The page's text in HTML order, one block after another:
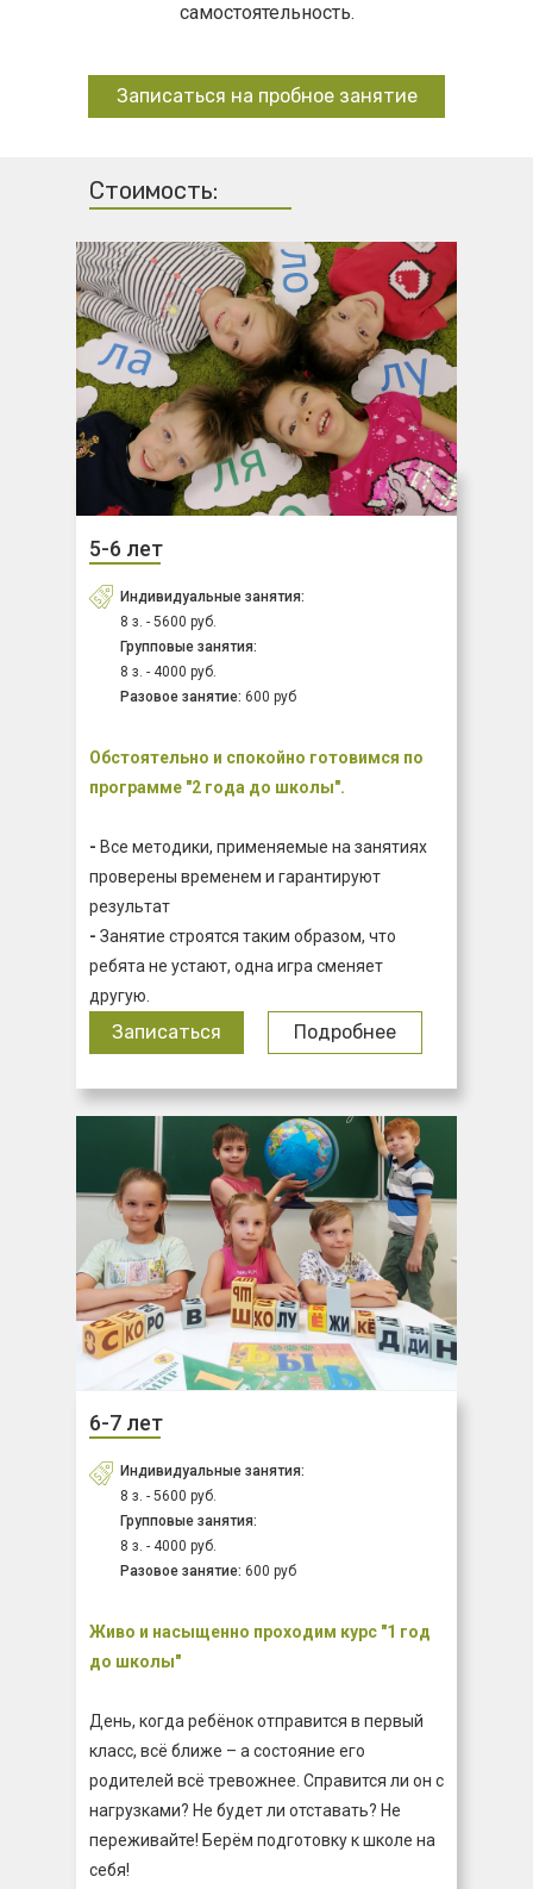
самостоятельность.
Записаться на пробное занятие
Стоимость:
6-7 лет
Живо и насыщенно проходим курс "1 год
до школы"
День, когда ребёнок отправится в первый
класс, всё ближе – а состояние его
родителей всё тревожнее. Справится ли он с
нагрузками? Не будет ли отставать? Не
переживайте! Берём подготовку к школе на
себя!
5-6 лет
Обстоятельно и спокойно готовимся по
программе "2 года до школы".
- Все методики, применяемые на занятиях
проверены временем и гарантируют
результат
- Занятие строятся таким образом, что
ребята не устают, одна игра сменяет
другую.
Записаться Подробнее
Индивидуальные занятия:
8 з. - 5600 руб.
Групповые занятия:
8 з. - 4000 руб.
Разовое занятие: 600 руб
Индивидуальные занятия:
8 з. - 5600 руб.
Групповые занятия:
8 з. - 4000 руб.
Разовое занятие: 600 руб